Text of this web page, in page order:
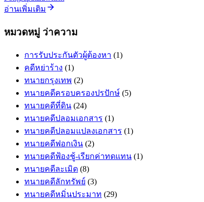
อ่านเพิ่มเติม
หมวดหมู่ ว่าความ
การรับประกันตัวผู้ต้องหา (1)
คดีหย่าร้าง (1)
ทนายกรุงเทพ (2)
ทนายคดีครอบครองปรปักษ์ (5)
ทนายคดีที่ดิน (24)
ทนายคดีปลอมเอกสาร (1)
ทนายคดีปลอมแปลงเอกสาร (1)
ทนายคดีฟอกเงิน (2)
ทนายคดีฟ้องชู้-เรียกค่าทดแทน (1)
ทนายคดีละเมิด (8)
ทนายคดีลักทรัพย์ (3)
ทนายคดีหมิ่นประมาท (29)